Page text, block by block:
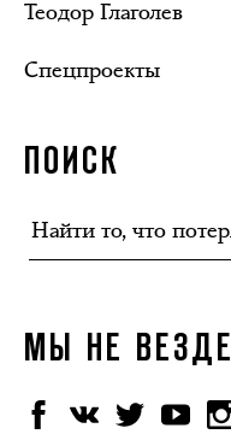
Теодор Глаголев
Спецпроекты
ПОИСК
МЫ НЕ ВЕЗДЕ